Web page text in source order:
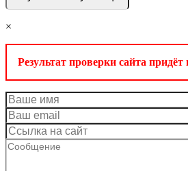
×
Результат проверки сайта